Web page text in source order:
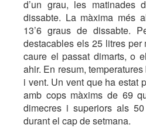
d’un grau, les matinades
dissabte. La màxima més
13’6 graus de dissabte.
destacables els 25 litres per
caure el passat dimarts, o
ahir. En resum,
i vent. Un vent que ha estat
amb cops màxims de 69
dimecres i superiors als
durant el cap de setmana.